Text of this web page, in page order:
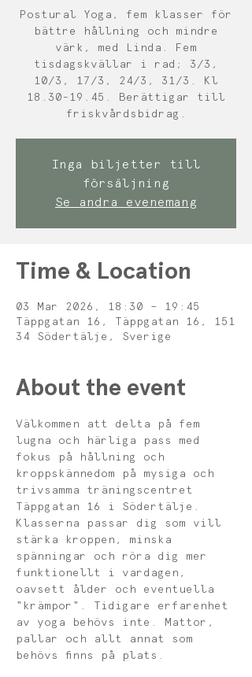
Postural Yoga, fem klasser för
bättre hållning och mindre
värk, med Linda. Fem
tisdagskvällar i rad; 3/3,
10/3, 17/3, 24/3, 31/3. Kl
18.30-19.45. Berättigar till
friskvårdsbidrag.
Inga biljetter till
försäljning
Se andra evenemang
Time & Location
03 Mar 2026, 18:30 – 19:45
Täppgatan 16, Täppgatan 16, 151
34 Södertälje, Sverige
About the event
Välkommen att delta på fem
lugna och härliga pass med
fokus på hållning och
kroppskännedom på mysiga och
trivsamma träningscentret
Täppgatan 16 i Södertälje.
Klasserna passar dig som vill
stärka kroppen, minska
spänningar och röra dig mer
funktionellt i vardagen,
oavsett ålder och eventuella
"krämpor". Tidigare erfarenhet
av yoga behövs inte. Mattor,
pallar och allt annat som
behövs finns på plats.